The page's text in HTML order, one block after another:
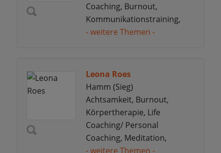
Coaching, Burnout,
Kommunikationstraining,
- weitere Themen -
Leona Roes
Hamm (Sieg)
Achtsamkeit, Burnout,
Körpertherapie, Life
Coaching/ Personal
Coaching, Meditation,
- weitere Themen -